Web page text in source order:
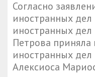
Согласно
иностранных
иностранных
Петрова
иностранных дел
Алексиоса